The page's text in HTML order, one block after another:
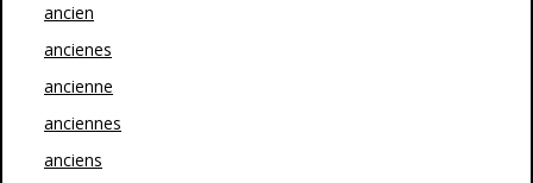
ancien
ancienes
ancienne
anciennes
anciens